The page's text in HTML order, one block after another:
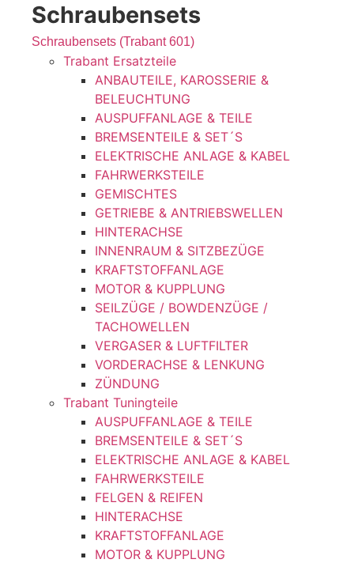
Schraubensets
Schraubensets (Trabant 601)
Trabant Ersatzteile
ANBAUTEILE, KAROSSERIE &
BELEUCHTUNG
AUSPUFFANLAGE & TEILE
BREMSENTEILE & SET´S
ELEKTRISCHE ANLAGE & KABEL
FAHRWERKSTEILE
GEMISCHTES
GETRIEBE & ANTRIEBSWELLEN
HINTERACHSE
INNENRAUM & SITZBEZÜGE
KRAFTSTOFFANLAGE
MOTOR & KUPPLUNG
SEILZÜGE / BOWDENZÜGE /
TACHOWELLEN
VERGASER & LUFTFILTER
VORDERACHSE & LENKUNG
ZÜNDUNG
Trabant Tuningteile
AUSPUFFANLAGE & TEILE
BREMSENTEILE & SET´S
ELEKTRISCHE ANLAGE & KABEL
FAHRWERKSTEILE
FELGEN & REIFEN
HINTERACHSE
KRAFTSTOFFANLAGE
MOTOR & KUPPLUNG